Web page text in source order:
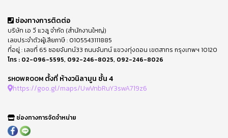
ช่องทางการติดต่อ
บริษัท เอ วี แวลู จำกัด (สำนักงานใหญ่)
เลขประจำตัวผู้เสียภาษี : 0105543111885
ที่อยู่ : เลขที่ 65 ซอยจันทน์33 ถนนจันทน์ แขวงทุ่งดอน เขตสาทร กรุงเทพฯ 10120
โทร : 02-096-5595, 092-246-8025, 092-246-8026
SHOWROOM ตั้งที่ ห้างวนิลามูน ชั้น 4
https://goo.gl/maps/UwVnbRuY3swA719z6
ช่องทางการจัดจำหน่าย